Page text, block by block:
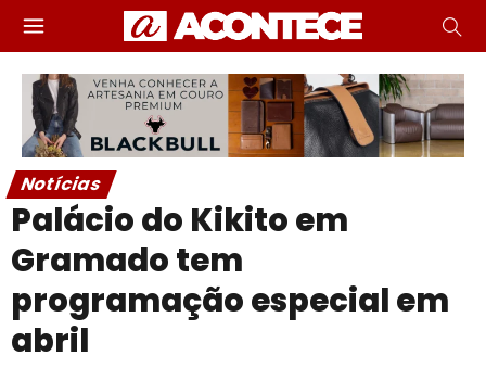
Notícias
Palácio do Kikito em
Gramado tem
programação especial em
abril